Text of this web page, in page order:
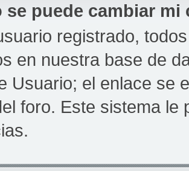
se puede cambiar
registrado,
en nuestra base de
Usuario; el enlace se
foro. Este sistema